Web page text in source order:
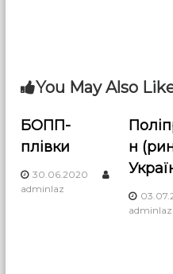
n
a
v
i
a
You May Also
БОПП-
плівки
30.06.2020
adminlaz
н
adminlaz